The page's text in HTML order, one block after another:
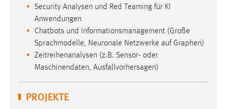
Security Analysen und Red Teaming für KI
Anwendungen
Chatbots und Informationsmanagement (Große
Sprachmodelle, Neuronale Netzwerke auf Graphen)
Zeitreihenanalysen (z.B. Sensor- oder
Maschinendaten, Ausfallvorhersagen)
PROJEKTE